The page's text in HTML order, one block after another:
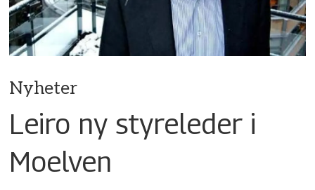
Nyheter
Leiro ny styreleder i
Moelven